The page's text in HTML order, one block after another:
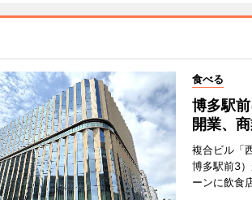
食べる
博多駅
開業、
複合ビル「
博多駅前3
ーンに飲食